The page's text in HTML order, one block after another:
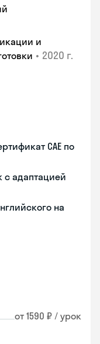
и
• 2020 г.
CAE по
с адаптацией
на
от 1590 ₽ / урок